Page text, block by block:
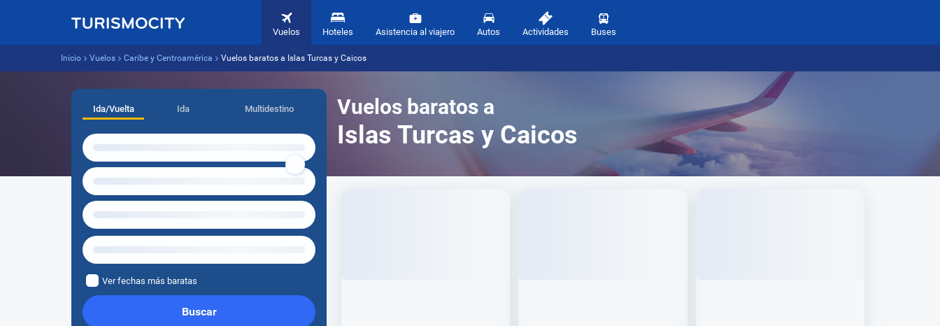
Vuelos Hoteles Asistencia al viajero Autos Actividades Buses
Inicio Vuelos Caribe y Centroamérica Vuelos baratos a Islas Turcas y Caicos
Ida/Vuelta Ida Multidestino
Ver fechas más baratas
Buscar
Vuelos baratos a
Islas Turcas y Caicos